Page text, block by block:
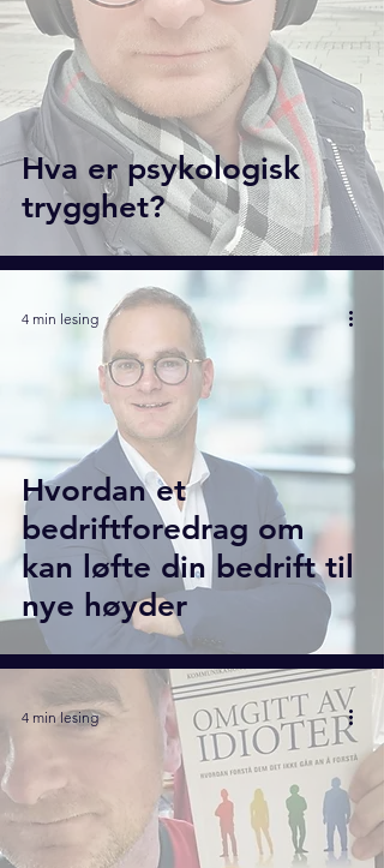
Hva er psykologisk
trygghet?
Hvordan et
bedriftforedrag om
kan løfte din bedrift til
nye høyder
4 min lesing
4 min lesing